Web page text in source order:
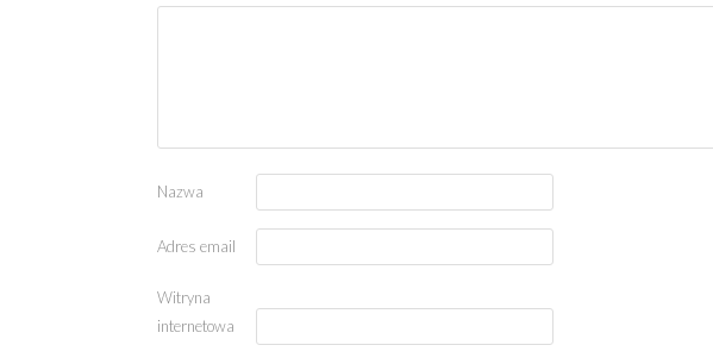
Nazwa
Adres email
Witryna
internetowa